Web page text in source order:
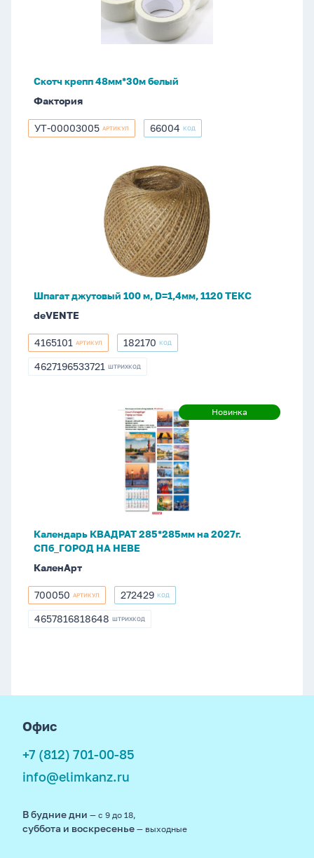
Скотч крепп 48мм*30м белый
Фактория
УТ-00003005
УТ-00003005 АРТИКУЛ 66004
66004 КОД
Шпагат джутовый 100 м, D=1,4мм, 1120 ТЕКС
deVENTE
4165101
4165101 АРТИКУЛ 182170
182170 КОД
4627196533721
4627196533721 ШТРИХКОД
Новинка
Новинка
Календарь КВАДРАТ 285*285мм на 2027г.
СПб_ГОРОД НА НЕВЕ
КаленАрт
700050
700050 АРТИКУЛ 272429
272429 КОД
4657816818648
4657816818648 ШТРИХКОД
Офис
+7 (812) 701-00-85
info@elimkanz.ru
В будние дни — с 9 до 18,
суббота и воскресенье — выходные